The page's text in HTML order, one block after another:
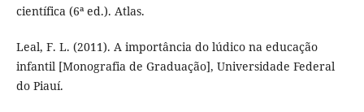
científica (6ª ed.). Atlas.
Leal, F. L. (2011). A importância do lúdico na educação
infantil [Monografia de Graduação], Universidade Federal
do Piauí.